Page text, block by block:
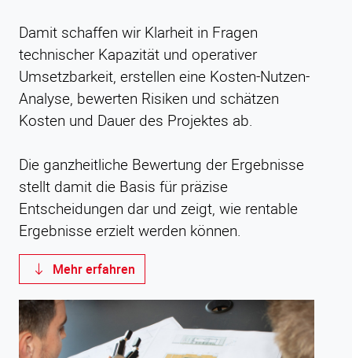
Damit schaffen wir Klarheit in Fragen
technischer Kapazität und operativer
Umsetzbarkeit, erstellen eine Kosten-Nutzen-
Analyse, bewerten Risiken und schätzen
Kosten und Dauer des Projektes ab.
Die ganzheitliche Bewertung der Ergebnisse
stellt damit die Basis für präzise
Entscheidungen dar und zeigt, wie rentable
Ergebnisse erzielt werden können.
Mehr erfahren